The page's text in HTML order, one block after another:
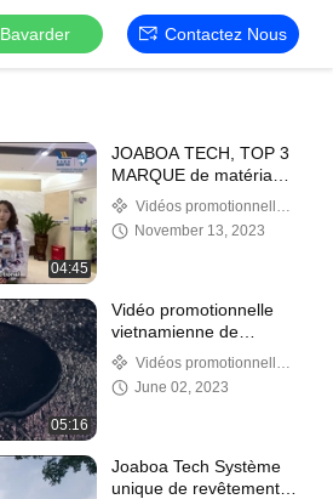
Bavarder Contactez Nous
04:45
JOABOA TECH, TOP 3
MARQUE de matériaux
de construction
étanches en
provenance de Chine
Vidéos promotionnelles
de société
November 13, 2023
05:16
Vidéo promotionnelle
vietnamienne de
technologie de Joaboa
Vidéos promotionnelles
de société
June 02, 2023
Joaboa Tech Système
unique de revêtement